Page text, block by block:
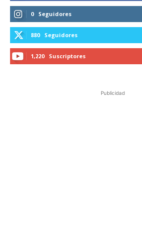
0 Seguidores
880 Seguidores
1,220 Suscriptores
Publicidad